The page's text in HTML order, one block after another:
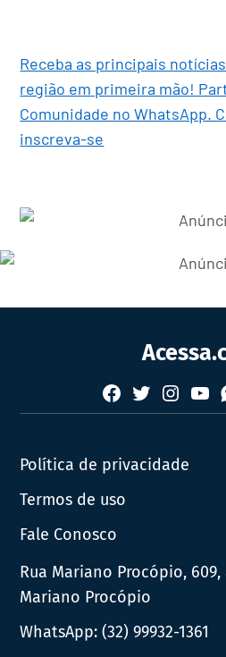
Receba as principais
região em primeira mão!
Comunidade no WhatsApp.
inscreva-se
Facebook
Twitter
Política de privacidade
Termos de uso
Fale Conosco
Rua Mariano Procópio,
Mariano Procópio
WhatsApp:(32) 99932-1361